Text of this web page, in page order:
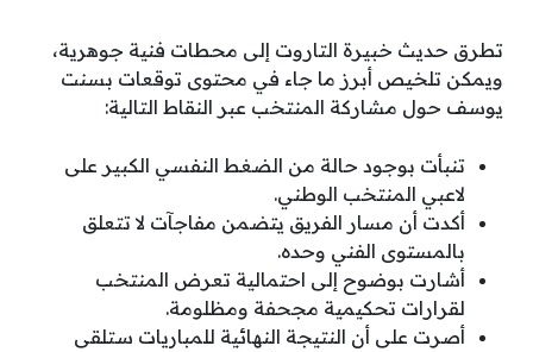
تطرق حديث خبيرة التاروت إلى محطات فنية جوهرية،
ويمكن تلخيص أبرز ما جاء في محتوى توقعات بسنت
يوسف حول مشاركة المنتخب عبر النقاط التالية:
تنبأت بوجود حالة من الضغط النفسي الكبير على
لاعبي المنتخب الوطني.
أكدت أن مسار الفريق يتضمن مفاجآت لا تتعلق
بالمستوى الفني وحده.
أشارت بوضوح إلى احتمالية تعرض المنتخب
لقرارات تحكيمية مجحفة ومظلومة.
أصرت على أن النتيجة النهائية للمباريات ستلقى